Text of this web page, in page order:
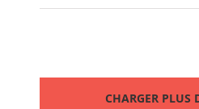
CHARGER PLUS